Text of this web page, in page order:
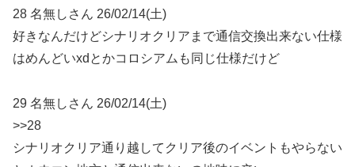
28 名無しさん 26/02/14(土)
好きなんだけどシナリオクリアまで通信交換出来ない仕様
はめんどいxdとかコロシアムも同じ仕様だけど
29 名無しさん 26/02/14(土)
>>28
シナリオクリア通り越してクリア後のイベントもやらない